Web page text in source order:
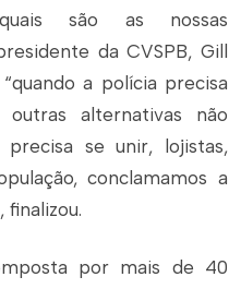
são as nossas
da CVSPB, Gill
a polícia precisa
alternativas não
precisa se unir, lojistas,
conclamamos a
finalizou.
por mais de 40